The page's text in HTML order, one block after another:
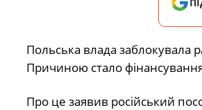
Польська влада заблокувала
Причиною стало
Про це заявив російський